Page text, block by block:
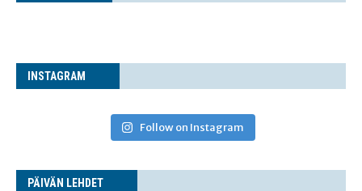
INS­TA­GRAM
Follow on Instagram
PÄI­VÄN LEHDET